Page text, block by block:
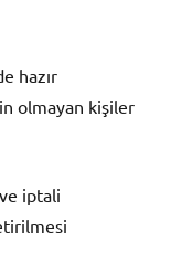
hazır
olmayan kişiler
iptali